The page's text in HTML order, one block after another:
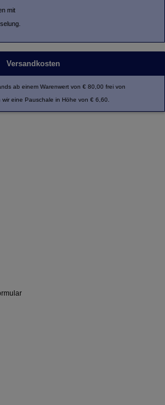
mit
Versandkosten
ab einem Warenwert von € 80,00 frei von
eine Pauschale in Höhe von € 6,60.